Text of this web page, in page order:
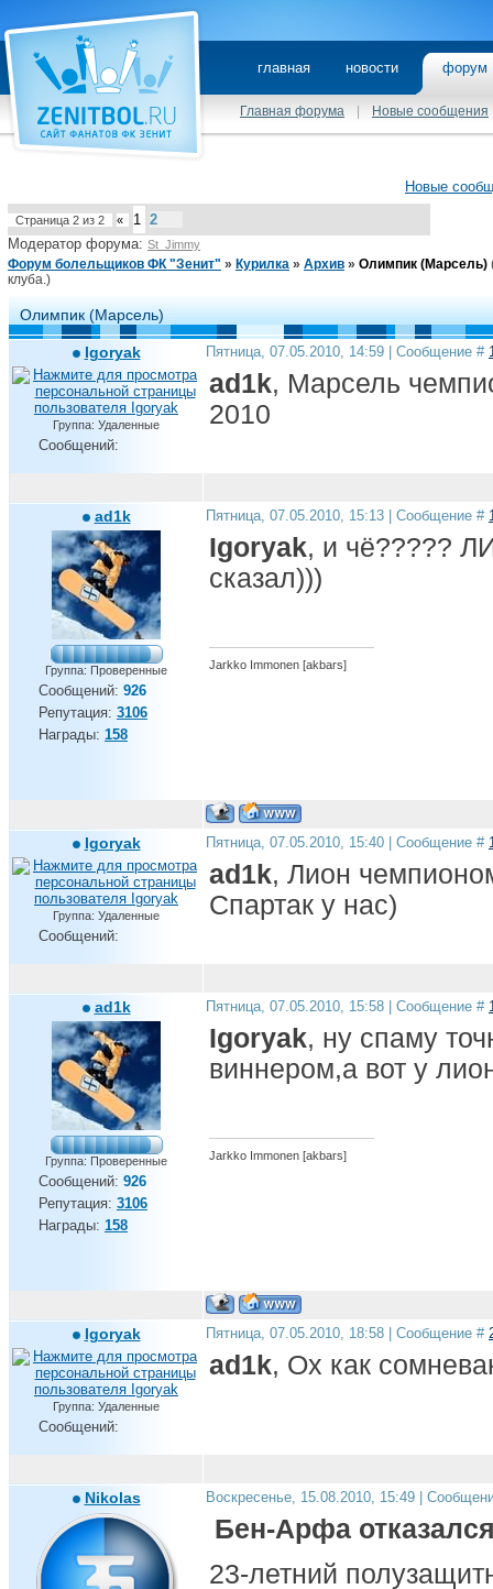
главная новости
Главная форума Новые сообщения
Новые
Страница 2 из 2 « 1 2
Модератор форума: St_Jimmy
Форум болельщиков ФК "Зенит" » Курилка » Архив » Олимпик (Марсель)
клуба.)
Олимпик (Марсель)
Igoryak
Группа: Удаленные
Сообщений:
Пятница, 07.05.2010, 14:59 | Сообщение #
ad1k, Марсель
2010
ad1k
Группа: Проверенные
Сообщений: 926
Репутация: 3106
Награды: 158
Пятница, 07.05.2010, 15:13 | Сообщение #
Igoryak, и чё?????
сказал)))
Jarkko Immonen [akbars]
Igoryak
Группа: Удаленные
Сообщений:
Пятница, 07.05.2010, 15:40 | Сообщение #
ad1k, Лион
Спартак у нас)
ad1k
Группа: Проверенные
Сообщений: 926
Репутация: 3106
Награды: 158
Пятница, 07.05.2010, 15:58 | Сообщение #
Igoryak, ну спаму
виннером,а вот у
Jarkko Immonen [akbars]
Igoryak
Группа: Удаленные
Сообщений:
Пятница, 07.05.2010, 18:58 | Сообщение #
ad1k, Ох как
Nikolas Воскресенье, 15.08.2010, 15:49 |
Бен-Арфа
23-летний